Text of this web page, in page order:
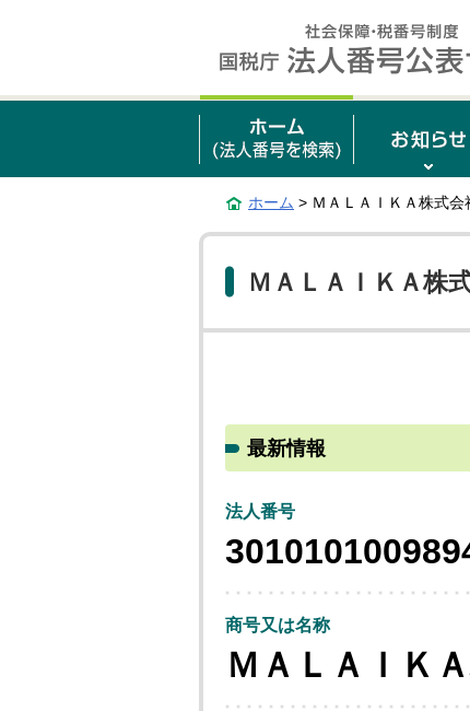
ホーム > ＭＡＬＡＩＫＡ株式会
ＭＡＬＡＩＫＡ株
最新情報
法人番号
商号又は名称
ＭＡＬＡＩＫ